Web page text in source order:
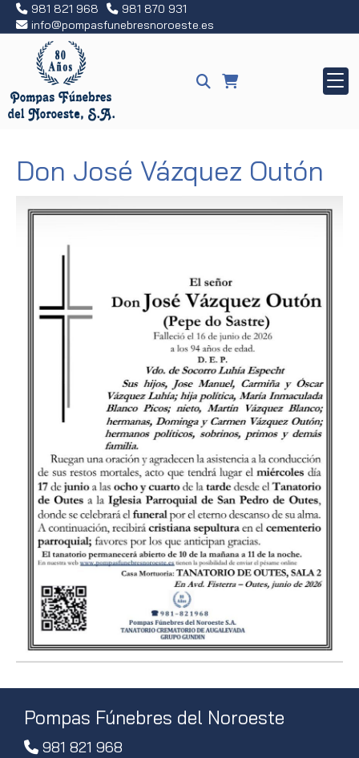
981 821 968
981 870 931
info
pompasfunebresnoroeste.es
Don José Vázquez Outón
Pompas Fúnebres del Noroeste
981 821 968